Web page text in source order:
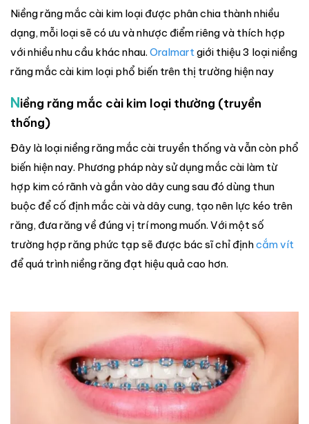
Niềng răng mắc cài kim loại được phân chia thành nhiều
dạng, mỗi loại sẽ có ưu và nhược điểm riêng và thích hợp
với nhiều nhu cầu khác nhau. Oralmart giới thiệu 3 loại niềng
răng mắc cài kim loại phổ biến trên thị trường hiện nay
Niềng răng mắc cài kim loại thường (truyền
thống)
Đây là loại niềng răng mắc cài truyền thống và vẫn còn phổ
biến hiện nay. Phương pháp này sử dụng mắc cài làm từ
hợp kim có rãnh và gắn vào dây cung sau đó dùng thun
buộc để cố định mắc cài và dây cung, tạo nên lực kéo trên
răng, đưa răng về đúng vị trí mong muốn. Với một số
trường hợp răng phức tạp sẽ được bác sĩ chỉ địnhcắm vít
để quá trình niềng răng đạt hiệu quả cao hơn.